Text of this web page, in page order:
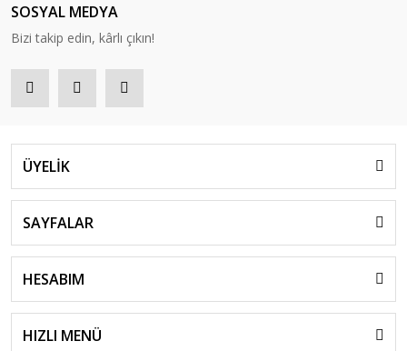
SOSYAL MEDYA
Bizi takip edin, kârlı çıkın!
ÜYELİK
SAYFALAR
HESABIM
HIZLI MENÜ